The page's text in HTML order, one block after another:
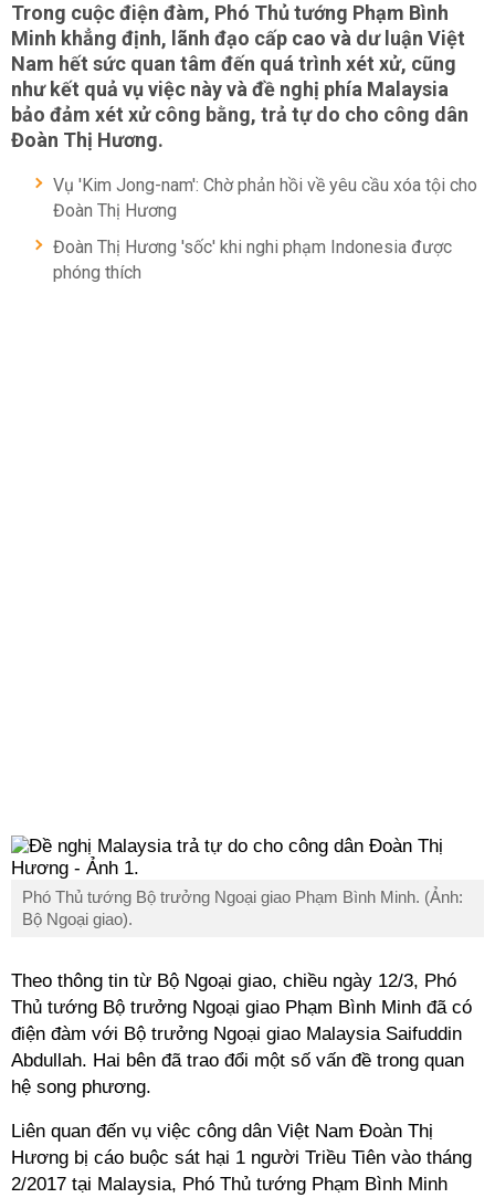
Trong cuộc điện đàm, Phó Thủ tướng Phạm Bình
Minh khẳng định, lãnh đạo cấp cao và dư luận Việt
Nam hết sức quan tâm đến quá trình xét xử, cũng
như kết quả vụ việc này và đề nghị phía Malaysia
bảo đảm xét xử công bằng, trả tự do cho công dân
Đoàn Thị Hương.
Vụ 'Kim Jong-nam': Chờ phản hồi về yêu cầu xóa tội cho
Đoàn Thị Hương
Đoàn Thị Hương 'sốc' khi nghi phạm Indonesia được
phóng thích
Phó Thủ tướng Bộ trưởng Ngoại giao Phạm Bình Minh. (Ảnh:
Bộ Ngoại giao).
Theo thông tin từ Bộ Ngoại giao, chiều ngày 12/3, Phó
Thủ tướng Bộ trưởng Ngoại giao Phạm Bình Minh đã có
điện đàm với Bộ trưởng Ngoại giao Malaysia Saifuddin
Abdullah. Hai bên đã trao đổi một số vấn đề trong quan
hệ song phương.
Liên quan đến vụ việc công dân Việt Nam Đoàn Thị
Hương bị cáo buộc sát hại 1 người Triều Tiên vào tháng
2/2017 tại Malaysia, Phó Thủ tướng Phạm Bình Minh